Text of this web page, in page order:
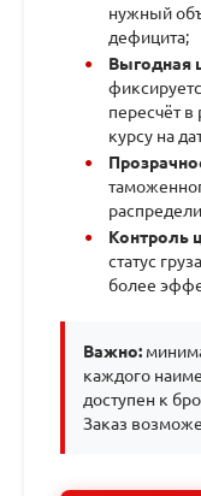
нужный
дефицита;
Выгодная
пересчёт в
курсу на
Контроль
статус
более
Важно:
каждого
доступен к
Заказ